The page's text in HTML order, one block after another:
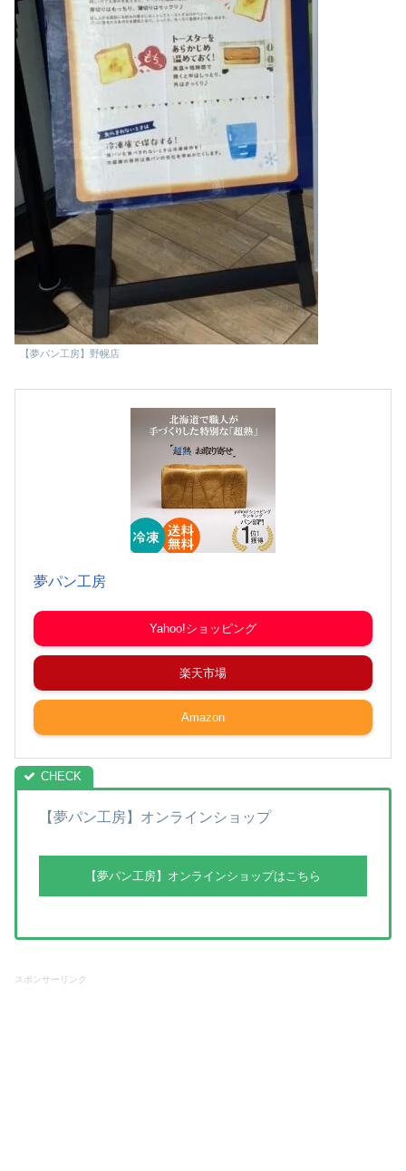
【夢パン工房】野幌店
夢パン工房
Yahoo!ショッピング
楽天市場
Amazon
【夢パン工房】オンラインショップ
【夢パン工房】オンラインショップはこちら
スポンサーリンク